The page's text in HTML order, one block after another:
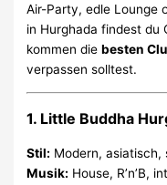
Air-Party, edle Lounge
in Hurghada findest du
kommen diebesten
verpassen solltest.
1. Little Buddha
Stil: Modern, asiatisch,
Musik: House, R’n’B,